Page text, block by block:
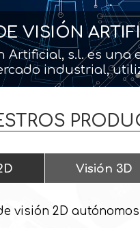
VISIÓN
Artificial, s.l. es
industrial,
Visión 3D
visión 2D